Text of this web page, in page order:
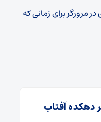
مرورگر برای زمانی که
دهکده آفتاب